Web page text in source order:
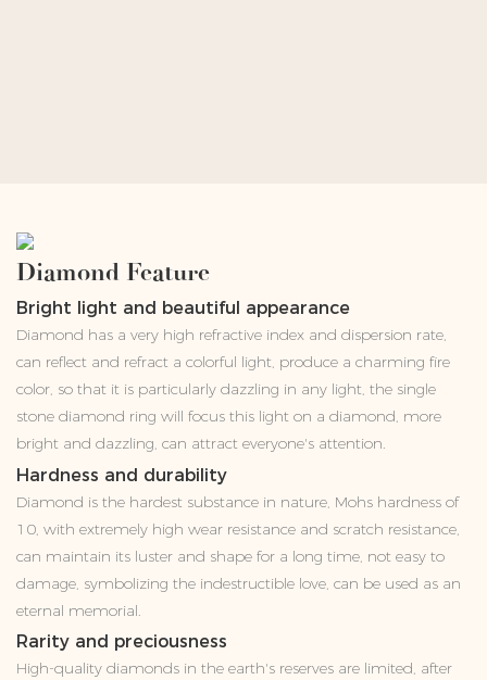
Diamond Feature
Bright light and beautiful appearance
Diamond has a very high refractive index and dispersion rate,
can reflect and refract a colorful light, produce a charming fire
color, so that it is particularly dazzling in any light, the single
stone diamond ring will focus this light on a diamond, more
bright and dazzling, can attract everyone's attention.
Hardness and durability
Diamond is the hardest substance in nature, Mohs hardness of
10, with extremely high wear resistance and scratch resistance,
can maintain its luster and shape for a long time, not easy to
damage, symbolizing the indestructible love, can be used as an
eternal memorial.
Rarity and preciousness
High-quality diamonds in the earth's reserves are limited, after